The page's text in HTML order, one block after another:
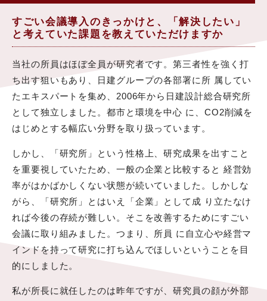
すごい会議導入のきっかけと、「解決したい」
と考えていた課題を教えていただけますか
当社の所員はほぼ全員が研究者です。第三者性を強く打
ち出す狙いもあり、日建グループの各部署に所 属してい
たエキスパートを集め、2006年から日建設計総合研究所
として独立しました。都市と環境を中心 に、CO2削減を
はじめとする幅広い分野を取り扱っています。
しかし、「研究所」という性格上、研究成果を出すこと
を重要視していたため、一般の企業と比較すると 経営効
率がはかばかしくない状態が続いていました。しかしな
がら、「研究所」とはいえ「企業」として成 り立たなけ
れば今後の存続が難しい。そこを改善するためにすごい
会議に取り組みました。つまり、所員 に自立心や経営マ
インドを持って研究に打ち込んでほしいということを目
的にしました。
私が所長に就任したのは昨年ですが、研究員の顔が外部